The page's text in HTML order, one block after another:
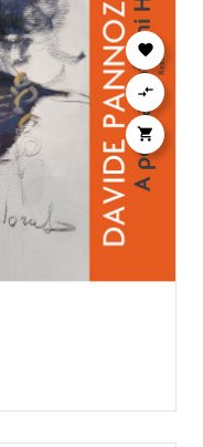


